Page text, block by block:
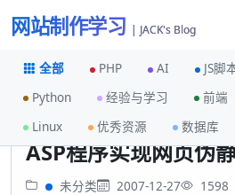
网站制作学习 | JACK's Blog
全部 PHP AI JS脚
Python
经验与学习 前端
Linux
优秀资源 数据库
首页 ASP程序实现网页
ASP程序实现网页伪
未分类 2007-12-27 1598